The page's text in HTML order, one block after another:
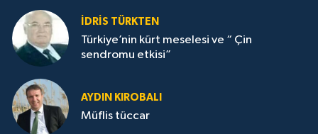
İDRİS TÜRKTEN
Türkiye’nin kürt meselesi ve “ Çin
sendromu etkisi”
AYDIN KIROBALI
Müflis tüccar